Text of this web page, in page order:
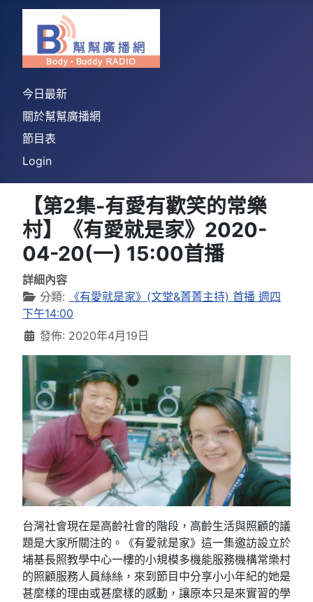
今日最新
關於幫幫廣播網
節目表
Login
【第2集-有愛有歡笑的常樂
村】《有愛就是家》2020-
04-20(一) 15:00首播
詳細內容
分類:
《有愛就是家》(文堂&菁菁主持) 首播 週四
下午14:00
發佈: 2020年4月19日
台灣社會現在是高齡社會的階段，高齡生活與照顧的議
題是大家所關注的。《有愛就是家》這一集邀訪設立於
埔基長照教學中心一樓的小規模多機能服務機構常樂村
的照顧服務人員絲絲，來到節目中分享小小年紀的她是
甚麼樣的理由或甚麼樣的感動，讓原本只是來實習的學